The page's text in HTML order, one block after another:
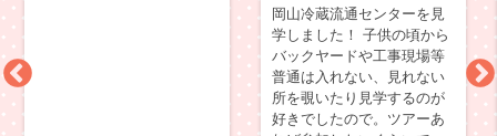
岡山冷蔵流通センターを見
学しました！ 子供の頃から
バックヤードや工事現場等
普通は入れない、見れない
所を覗いたり見学するのが
好きでしたので。ツアーあ